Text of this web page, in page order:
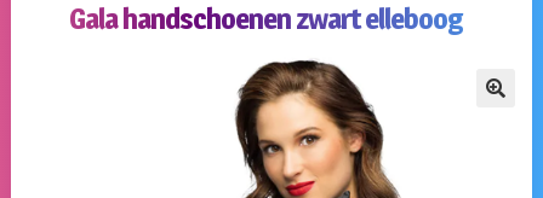
Verhuur apparatuur
Gala handschoenen zwart elleboog